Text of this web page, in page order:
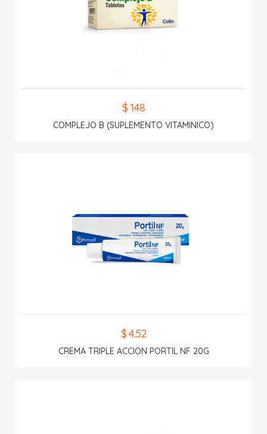
$ 1.48
COMPLEJO B (SUPLEMENTO VITAMINICO)
$ 4.52
CREMA TRIPLE ACCION PORTIL NF 20G